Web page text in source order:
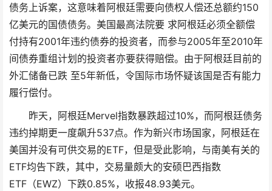
债务上诉案，这意味着阿根廷需要向债权人偿还总额约150
亿美元的国债债务。美国最高法院要 求阿根廷必须全额偿
付持有2001年违约债券的投资者，而参与2005年至2010年
间债券重组计划的投资者亦要获得赔偿。由于阿根廷目前的
外汇储备已跌 至5年新低，令国际市场怀疑该国是否有能力
履行偿付。
昨天，阿根廷Mervel指数暴跌超过10%，而阿根廷债务
违约掉期更一度飙升537点。作为新兴市场国家，阿根廷在
美国并没有可供交易的ETF，但是受此影响，与南美有关的
ETF均告下跌，其中，交易量颇大的安硕巴西指数
ETF（EWZ）下跌0.85%，收报48.93美元。